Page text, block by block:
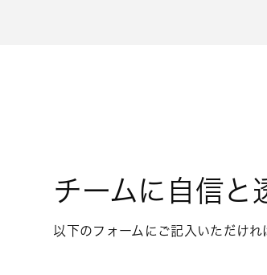
チームに自信と
以下のフォームにご記入いただけれ